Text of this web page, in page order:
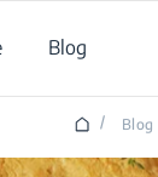
Blog
/ Blog